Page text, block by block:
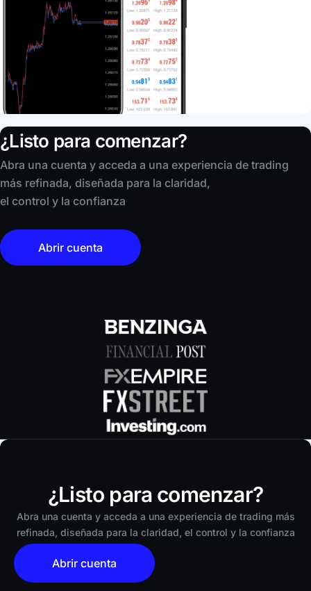
¿Listo para comenzar?
Abra una cuenta y acceda a una experiencia de trading
más refinada, diseñada para la claridad,
el control y la confianza
Abrir cuenta
¿Listo para comenzar?
Abra una cuenta y acceda a una experiencia de trading más
refinada, diseñada para la claridad, el control y la confianza
Abrir cuenta